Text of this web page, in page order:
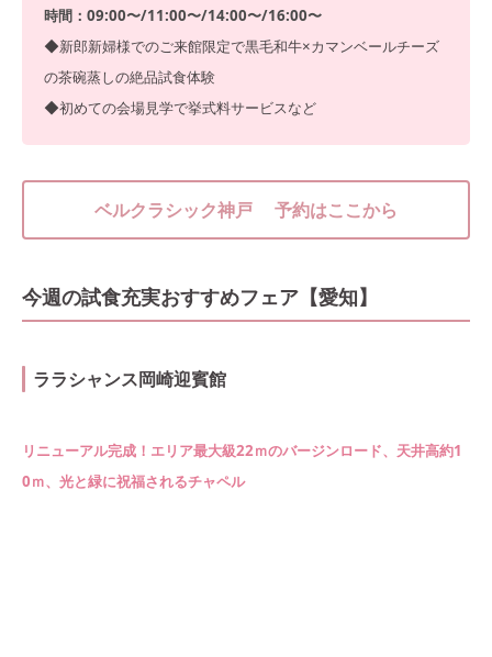
時間：09:00〜/11:00〜/14:00〜/16:00〜
◆新郎新婦様でのご来館限定で黒毛和牛×カマンベールチーズ
の茶碗蒸しの絶品試食体験
◆初めての会場見学で挙式料サービスなど
ベルクラシック神戸 予約はここから
今週の試食充実おすすめフェア【愛知】
ララシャンス岡崎迎賓館
リニューアル完成！エリア最大級22ｍのバージンロード、天井高約1
0ｍ、光と緑に祝福されるチャペル